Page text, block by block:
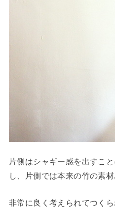
片側はシャギー感を出すこ
し、片側では本来の竹の素材
非常に良く考えられてつく